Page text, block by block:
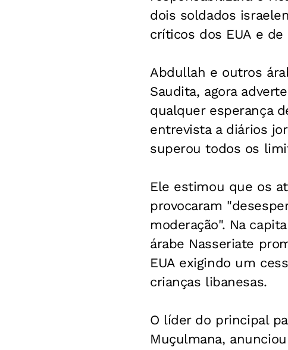
dois soldados
críticos dos EUA e de
Abdullah e outros
Saudita, agora
qualquer esperança
entrevista a diários
superou todos os
Ele estimou que os
provocaram
moderação". Na
árabe Nasseriate
EUA exigindo um
crianças libanesas.
O líder do principal
Muçulmana,